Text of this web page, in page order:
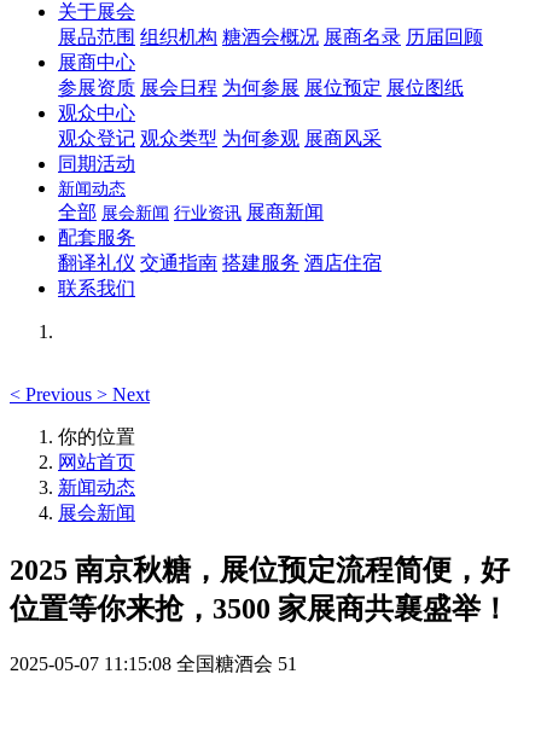
关于展会
展品范围 组织机构 糖酒会概况 展商名录 历届回顾
展商中心
参展资质 展会日程 为何参展 展位预定 展位图纸
观众中心
观众登记 观众类型 为何参观 展商风采
同期活动
新闻动态
全部 展会新闻 行业资讯 展商新闻
配套服务
翻译礼仪 交通指南 搭建服务 酒店住宿
联系我们
< Previous > Next
你的位置
网站首页
新闻动态
展会新闻
2025 南京秋糖，展位预定流程简便，好
位置等你来抢，3500 家展商共襄盛举！
2025-05-07 11:15:08 全国糖酒会 51